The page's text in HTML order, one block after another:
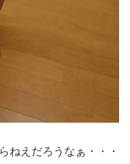
ねえだろうなぁ・・・